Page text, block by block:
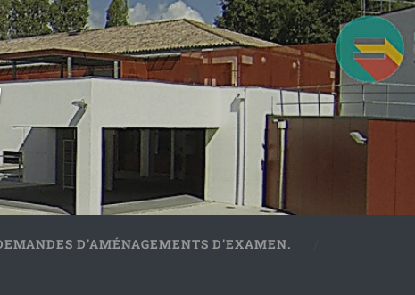
D’AMÉNAGEMENTS D’EXAMEN.